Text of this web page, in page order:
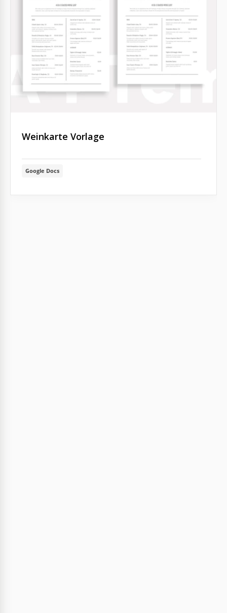
Weinkarte Vorlage
Google Docs